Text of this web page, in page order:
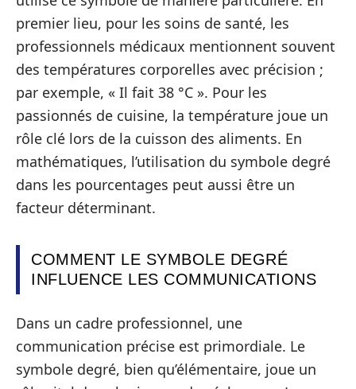
premier lieu, pour les soins de santé, les
professionnels médicaux mentionnent souvent
des températures corporelles avec précision ;
par exemple, « Il fait 38 °C ». Pour les
passionnés de cuisine, la température joue un
rôle clé lors de la cuisson des aliments. En
mathématiques, l’utilisation du symbole degré
dans les pourcentages peut aussi être un
facteur déterminant.
COMMENT LE SYMBOLE DEGRÉ
INFLUENCE LES COMMUNICATIONS
Dans un cadre professionnel, une
communication précise est primordiale. Le
symbole degré, bien qu’élémentaire, joue un